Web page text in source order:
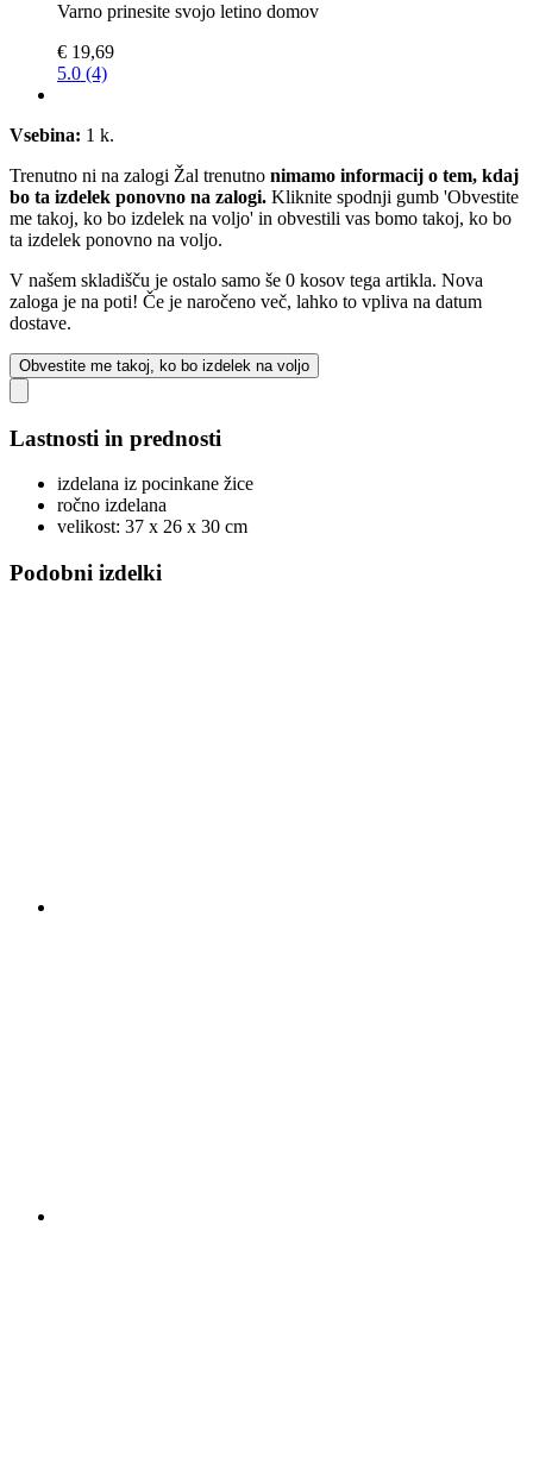
Varno prinesite svojo letino domov
€ 19,69
5.0 (4)
Vsebina: 1 k.
Trenutno ni na zalogi Žal trenutno nimamo informacij o tem, kdaj
bo ta izdelek ponovno na zalogi. Kliknite spodnji gumb 'Obvestite
me takoj, ko bo izdelek na voljo' in obvestili vas bomo takoj, ko bo
ta izdelek ponovno na voljo.
V našem skladišču je ostalo samo še 0 kosov tega artikla. Nova
zaloga je na poti! Če je naročeno več, lahko to vpliva na datum
dostave.
Obvestite me takoj, ko bo izdelek na voljo
Lastnosti in prednosti
izdelana iz pocinkane žice
ročno izdelana
velikost: 37 x 26 x 30 cm
Podobni izdelki